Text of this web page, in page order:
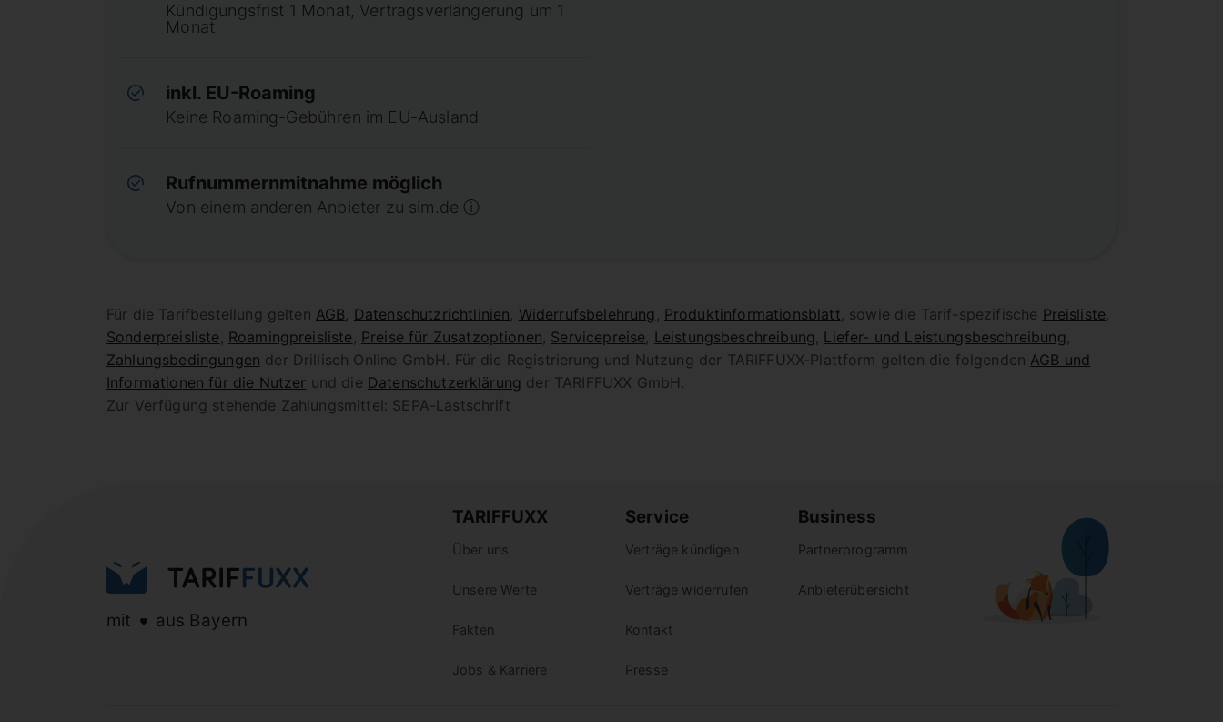
Kündigungsfrist 1 Monat, Vertragsverlängerung um 1
Monat
inkl. EU-Roaming
Keine Roaming-Gebühren im EU-Ausland
Rufnummernmitnahme möglich
Von einem anderen Anbieter zu sim.de ⓘ
Für die Tarifbestellung gelten AGB, Datenschutzrichtlinien, Widerrufsbelehrung , Produktinformationsblatt, sowie die Tarif-spezifische Preisliste,
Sonderpreisliste , Roamingpreisliste , Preise für Zusatzoptionen, Servicepreise, Leistungsbeschreibung , Liefer- und Leistungsbeschreibung ,
Zahlungsbedingungen der Drillisch Online GmbH. Für die Registrierung und Nutzung der TARIFFUXX-Plattform gelten die folgenden AGB und
Informationen für die Nutzer und die Datenschutzerklärung der TARIFFUXX GmbH.
Zur Verfügung stehende Zahlungsmittel: SEPA-Lastschrift
mit aus Bayern
TARIFFUXX
Über uns
Unsere Werte
Fakten
Jobs & Karriere
Service
Verträge kündigen
Verträge widerrufen
Kontakt
Presse
Business
Partnerprogramm
Anbieterübersicht